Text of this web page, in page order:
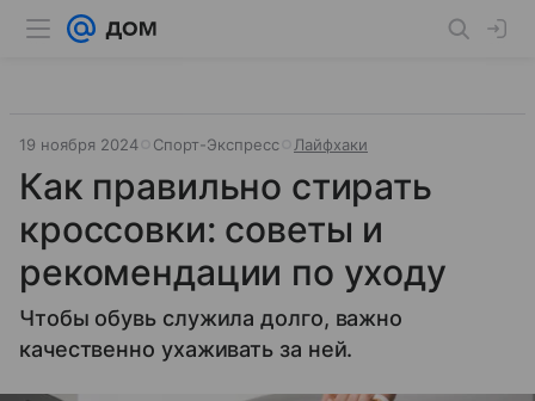
19 ноября 2024 Спорт-Экспресс Лайфхаки
Как правильно стирать
кроссовки: советы и
рекомендации по уходу
Чтобы обувь служила долго, важно
качественно ухаживать за ней.